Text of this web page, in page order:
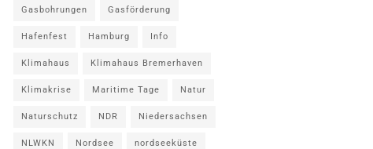
Gasbohrungen Gasförderung
Hafenfest Hamburg Info
Klimahaus Klimahaus Bremerhaven
Klimakrise Maritime Tage Natur
Naturschutz NDR Niedersachsen
NLWKN Nordsee nordseeküste